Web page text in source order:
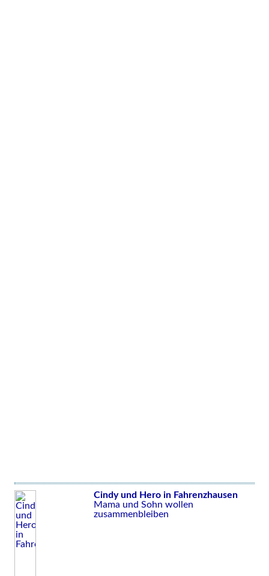
Cindy und Hero in Fahrenzhausen
Mama und Sohn wollen
zusammenbleiben